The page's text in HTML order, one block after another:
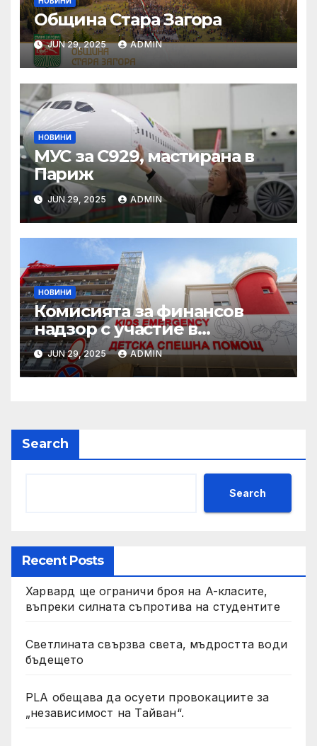
Община Стара Загора
JUN 29, 2025 ADMIN
НОВИНИ
МУС за C929, мастирана в
Париж
JUN 29, 2025 ADMIN
НОВИНИ
Комисията за финансов
надзор с участие в
конференцията „Промени в
пенсионния модел в
България“
JUN 29, 2025 ADMIN
Search
Search
Recent Posts
Харвард ще ограничи броя на A-класите,
въпреки силната съпротива на студентите
Светлината свързва света, мъдростта води
бъдещето
PLA обещава да осуети провокациите за
„независимост на Тайван“.